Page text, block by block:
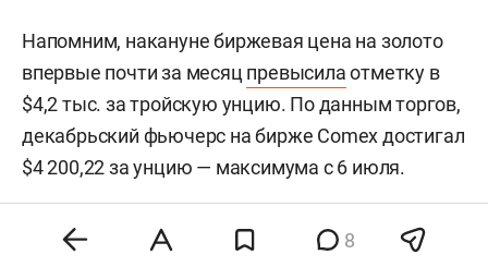
Напомним, накануне биржевая цена на золото
впервые почти за месяц превысилаотметку в
$4,2 тыс. за тройскую унцию. По данным торгов,
декабрьский фьючерс на бирже Comex достигал
$4 200,22 за унцию — максимума с 6 июля.
финансы 8